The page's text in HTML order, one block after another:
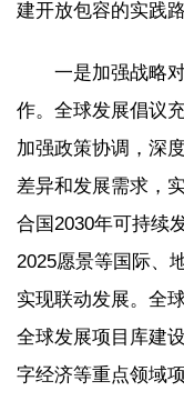
建开放包容的实践路
一是加强战略
作。全球发展倡议
加强政策协调，深
差异和发展需求，
合国2030年可持续
2025愿景等国际、
实现联动发展。全
全球发展项目库建
字经济等重点领域